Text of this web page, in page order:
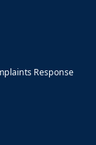
Response